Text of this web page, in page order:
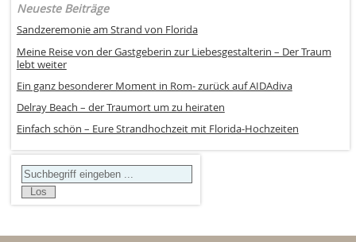
Neueste Beiträge
Sandzeremonie am Strand von Florida
Meine Reise von der Gastgeberin zur Liebesgestalterin – Der Traum
lebt weiter
Ein ganz besonderer Moment in Rom- zurück auf AIDAdiva
Delray Beach – der Traumort um zu heiraten
Einfach schön – Eure Strandhochzeit mit Florida-Hochzeiten
Search